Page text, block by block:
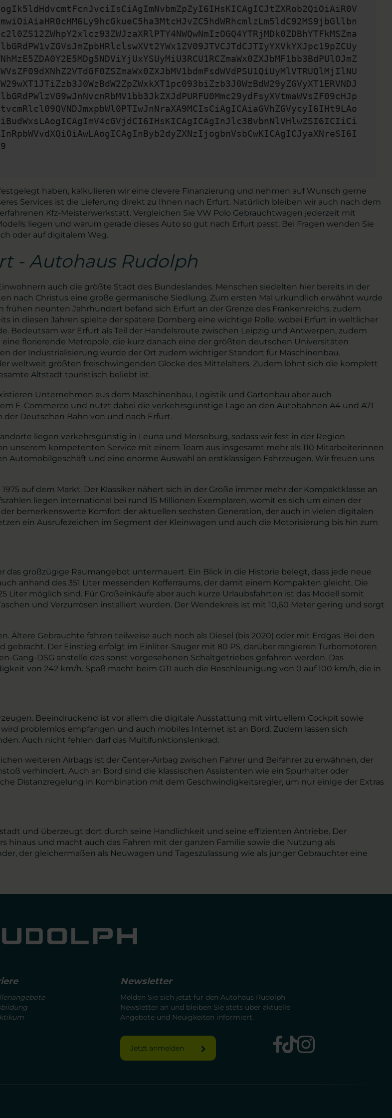
haben, kalkulieren wir eine clevere Finanzierung und nehmen auf Wunsch gerne
Services ist die Lieferung direkt zu Ihnen nach Erfurt. Natürlich bleiben wir auch nach dem
Kfz-Meisterwerkstatt. Vergleichen Sie VW Polo Gebrauchtwagen jederzeit mit
liegen und warum gerade dieses Auto so gut nach Erfurt passt. Bei Fragen wenden Sie
oder auf digitalem Weg.
- Autohaus Rudolph
auch die größte Stadt des Bundeslandes. Menschen siedelten hier bereits in der
nach Christus eine große germanische Siedlung. Zum ersten Mal urkundlich erwähnt wurde
neunten Jahrhundert befand sich Erfurt an der Grenze des Frankenreichs, zudem
in diesen Jahren spielte der spätere Domberg eine wichtige Rolle, wobei Erfurt in weltlicher
Bedeutsam war Erfurt als Teil der Handelsroute zwischen Leipzig und Antwerpen, zudem
florierende Metropole, die kurz danach eine der größten deutschen Universitäten
der Industrialisierung wurde der Ort zudem wichtiger Standort für Maschinenbau.
weltweit größten freischwingenden Glocke des Mittelalters. Zudem lohnt sich die komplett
Altstadt touristisch beliebt ist.
Unternehmen aus dem Maschinenbau, Logistik und Gartenbau aber auch
E-Commerce und nutzt dabei die verkehrsgünstige Lage an den Autobahnen A4 und A71
Deutschen Bahn von und nach Erfurt.
liegen verkehrsgünstig in Leuna und Merseburg, sodass wir fest in der Region
unserem kompetenten Service mit einem Team aus insgesamt mehr als 110 Mitarbeiterinnen
Automobilgeschäft und eine enorme Auswahl an erstklassigen Fahrzeugen. Wir freuen uns
auf dem Markt. Der Klassiker nähert sich in der Größe immer mehr der Kompaktklasse an
liegen international bei rund 15 Millionen Exemplaren, womit es sich um einen der
bemerkenswerte Komfort der aktuellen sechsten Generation, der auch in vielen digitalen
ein Ausrufezeichen im Segment der Kleinwagen und auch die Motorisierung bis hin zum
das großzügige Raumangebot untermauert. Ein Blick in die Historie belegt, dass jede neue
anhand des 351 Liter messenden Kofferraums, der damit einem Kompakten gleicht. Die
Liter möglich sind. Für Großeinkäufe aber auch kurze Urlaubsfahrten ist das Modell somit
und Verzurrösen installiert wurden. Der Wendekreis ist mit 10,60 Meter gering und sorgt
Gebrauchte fahren teilweise auch noch als Diesel (bis 2020) oder mit Erdgas. Bei den
Der Einstieg erfolgt im Einliter-Sauger mit 80 PS, darüber rangieren Turbomotoren
Gang-DSG anstelle des sonst vorgesehenen Schaltgetriebes gefahren werden. Das
von 242 km/h. Spaß macht beim GTI auch die Beschleunigung von 0 auf 100 km/h, die in
Beeindruckend ist vor allem die digitale Ausstattung mit virtuellem Cockpit sowie
problemlos empfangen und auch mobiles Internet ist an Bord. Zudem lassen sich
Auch nicht fehlen darf das Multifunktionslenkrad.
weiteren Airbags ist der Center-Airbag zwischen Fahrer und Beifahrer zu erwähnen, der
verhindert. Auch an Bord sind die klassischen Assistenten wie ein Spurhalter oder
Distanzregelung in Kombination mit dem Geschwindigkeitsregler, um nur einige der Extras
und überzeugt dort durch seine Handlichkeit und seine effizienten Antriebe. Der
und macht auch das Fahren mit der ganzen Familie sowie die Nutzung als
der gleichermaßen als Neuwagen und Tageszulassung wie als junger Gebrauchter eine
Newsletter
Melden Sie sich jetzt für den Autohaus Rudolph
Newsletter an und bleiben Sie stets über aktuelle
Angebote und Neuigkeiten informiert.
Jetzt anmelden